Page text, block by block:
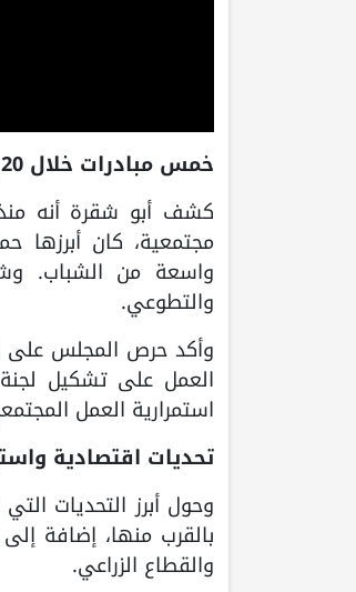
خمس مبادرات خلال 20 يوماً
مجتمعية، كان أبرزها
واسعة من الشباب.
والتطوعي.
وأكد حرص المجلس على
العمل على تشكيل
استمرارية العمل
تحديات اقتصادية
وحول أبرز التحديات
بالقرب منها، إضافة
والقطاع الزراعي.